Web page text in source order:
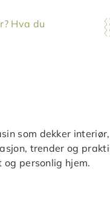
Hva du
som dekker
trender og
og personlig hjem.